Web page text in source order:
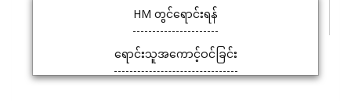
HM တွင်ရောင်းရန်
ရောင်းသူအကောင့်ဝင်ခြင်း